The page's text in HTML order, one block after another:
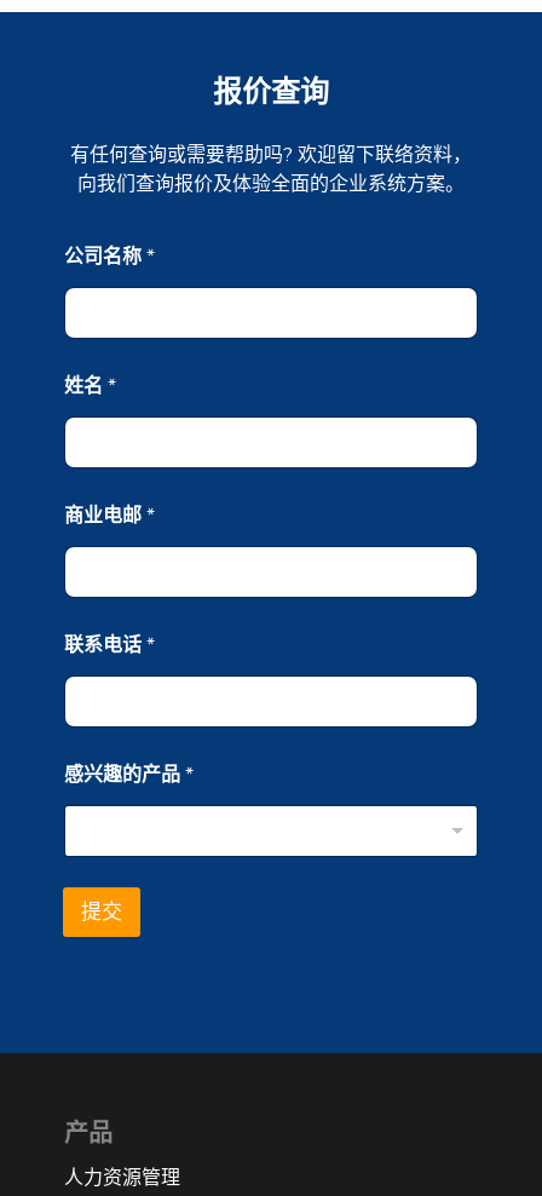
报价查询
有任何查询或需要帮助吗? 欢迎留下联络资料，
向我们查询报价及体验全面的企业系统方案。
商
业
邮
业
电
邮
公司名称*
姓名 *
商业电邮*
联系电话*
感兴趣的产品*
提交
产品
人力资源管理